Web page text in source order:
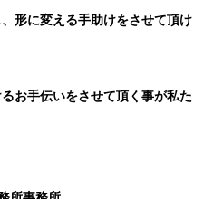
に変える手助けをさせて頂け
伝いをさせて頂く事が私た